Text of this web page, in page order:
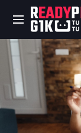
Skip
content